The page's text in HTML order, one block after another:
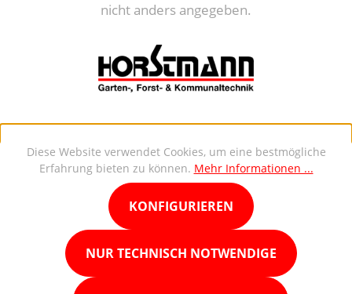
nicht anders angegeben.
Diese Website verwendet Cookies, um eine bestmögliche
Erfahrung bieten zu können. Mehr Informationen ...
NUR TECHNISCH NOTWENDIGE
KONFIGURIEREN